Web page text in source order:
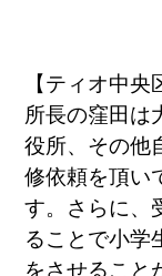
【ティオ中央
所長の窪田は
役所、その他
修依頼を頂い
す。さらに、
ることで小学
をさせること